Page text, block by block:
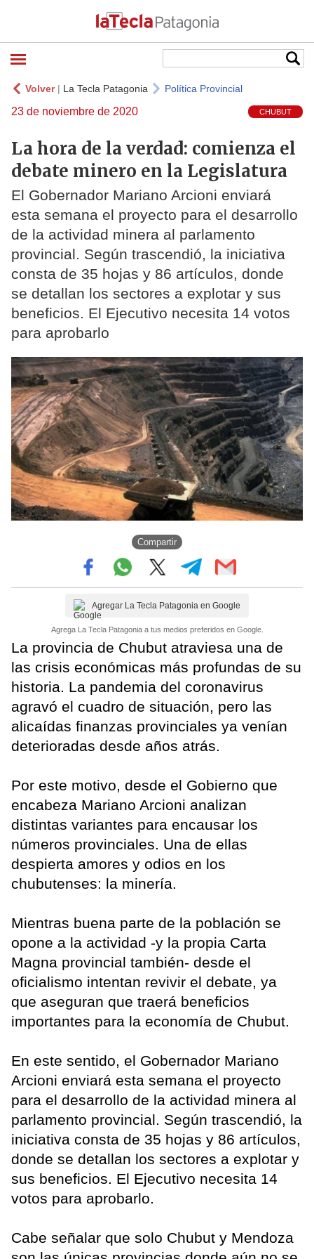
Volver| La Tecla Patagonia Política Provincial
23 de noviembre de 2020 CHUBUT
La hora de la verdad: comienza el
debate minero en la Legislatura
El Gobernador Mariano Arcioni enviará
esta semana el proyecto para el desarrollo
de la actividad minera al parlamento
provincial. Según trascendió, la iniciativa
consta de 35 hojas y 86 artículos, donde
se detallan los sectores a explotar y sus
beneficios. El Ejecutivo necesita 14 votos
para aprobarlo
Compartir
Agregar La Tecla Patagonia en Google
Agrega La Tecla Patagonia a tus medios preferidos en Google.
La provincia de Chubut atraviesa una de
las crisis económicas más profundas de su
historia. La pandemia del coronavirus
agravó el cuadro de situación, pero las
alicaídas finanzas provinciales ya venían
deterioradas desde años atrás.
Por este motivo, desde el Gobierno que
encabeza Mariano Arcioni analizan
distintas variantes para encausar los
números provinciales. Una de ellas
despierta amores y odios en los
chubutenses: la minería.
Mientras buena parte de la población se
opone a la actividad -y la propia Carta
Magna provincial también- desde el
oficialismo intentan revivir el debate, ya
que aseguran que traerá beneficios
importantes para la economía de Chubut.
En este sentido, el Gobernador Mariano
Arcioni enviará esta semana el proyecto
para el desarrollo de la actividad minera al
parlamento provincial. Según trascendió, la
iniciativa consta de 35 hojas y 86 artículos,
donde se detallan los sectores a explotar y
sus beneficios. El Ejecutivo necesita 14
votos para aprobarlo.
Cabe señalar que solo Chubut y Mendoza